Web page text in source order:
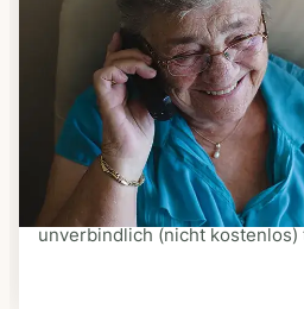
Bestellen & liefern lassen
Suchen Sie sich aus dem
aus, was Ihnen schmeckt.
schriftlich oder im Online-
Ein Kurier liefert Ihnen das
vereinbarten Zeitpunkt nach
Anbietern können Sie Essen
unverbindlich (nicht kostenlos)